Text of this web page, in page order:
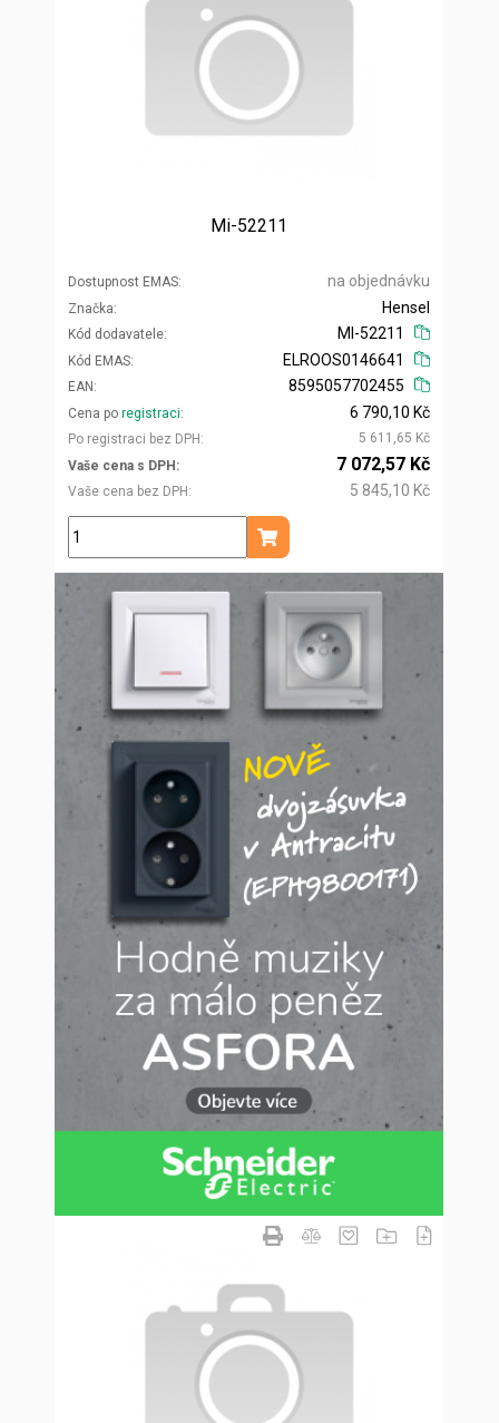
Mi-52211
Dostupnost EMAS na objednávku
Značka
Kód dodavatele
Hensel
MI-52211
Kód EMAS
EAN
ELROOS0146641
8595057702455
Cena po registraci
Po registraci bez DPH
6 790,10 Kč
5 611,65 Kč
Vaše cena s DPH
Vaše cena bez DPH
7 072,57 Kč
5 845,10 Kč
ks
Přidat do košíku